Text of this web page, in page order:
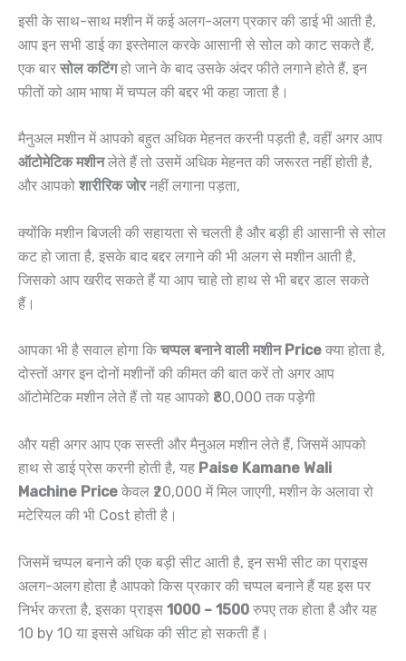
इसी के साथ-साथ मशीन में कई अलग-अलग प्रकार की डाई भी आती है,
आप इन सभी डाई का इस्तेमाल करके आसानी से सोल को काट सकते हैं,
एक बार सोल कटिंगहो जाने के बाद उसके अंदर फीते लगाने होते हैं, इन
फीतों को आम भाषा में चप्पल की बद्दर भी कहा जाता है।
मैनुअल मशीन में आपको बहुत अधिक मेहनत करनी पड़ती है, वहीं अगर आप
ऑटोमेटिक मशीनलेते हैं तो उसमें अधिक मेहनत की जरूरत नहीं होती है,
और आपको शारीरिक जोरनहीं लगाना पड़ता,
क्योंकि मशीन बिजली की सहायता से चलती है और बड़ी ही आसानी से सोल
कट हो जाता है, इसके बाद बद्दर लगाने की भी अलग से मशीन आती है,
जिसको आप खरीद सकते हैं या आप चाहे तो हाथ से भी बद्दर डाल सकते
हैं।
आपका भी है सवाल होगा कि चप्पल बनाने वाली मशीन Price क्या होता है,
दोस्तों अगर इन दोनों मशीनों की कीमत की बात करें तो अगर आप
ऑटोमेटिक मशीन लेते हैं तो यह आपको ₹80,000 तक पड़ेगी
और यही अगर आप एक सस्ती और मैनुअल मशीन लेते हैं, जिसमें आपको
हाथ से डाई प्रेस करनी होती है, यह Paise Kamane Wali
Machine Price केवल ₹20,000 में मिल जाएगी, मशीन के अलावा रो
मटेरियल की भी Cost होती है।
जिसमें चप्पल बनाने की एक बड़ी सीट आती है, इन सभी सीट का प्राइस
अलग-अलग होता है आपको किस प्रकार की चप्पल बनाने हैं यह इस पर
निर्भर करता है, इसका प्राइस 1000 – 1500 रुपए तक होता है और यह
10 by 10 या इससे अधिक की सीट हो सकती हैं।